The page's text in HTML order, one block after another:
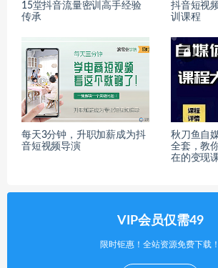
15堂抖音流量密训高手经验
传承
抖音短视
训课程
每天3分钟，升职加薪成为抖
音短视频导演
秋刀鱼自
全套，教
在的变现
VIP会员仅需49
限时钜惠！全站资源免费下载！